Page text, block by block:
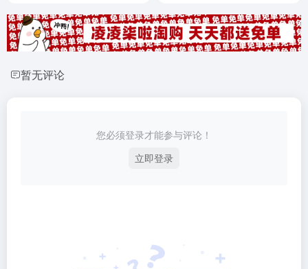
暂无评论
您必须登录才能参与评论！
立即登录